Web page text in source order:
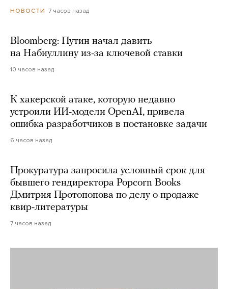
НОВОСТИ 7 часов назад
Bloomberg: Путин начал давить
на Набиуллину из-за ключевой ставки
10 часов назад
К хакерской атаке, которую недавно
устроили ИИ-модели OpenAI, привела
ошибка разработчиков в постановке задачи
6 часов назад
Прокуратура запросила условный срок для
бывшего гендиректора Popcorn Books
Дмитрия Протопопова по делу о продаже
квир-литературы
7 часов назад